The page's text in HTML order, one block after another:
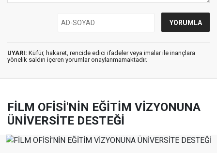
UYARI: Küfür, hakaret, rencide edici ifadeler veya imalar ile inançlara
yönelik saldırı içeren yorumlar onaylanmamaktadır.
FİLM OFİSİ'NİN EĞİTİM VİZYONUNA
ÜNİVERSİTE DESTEĞİ